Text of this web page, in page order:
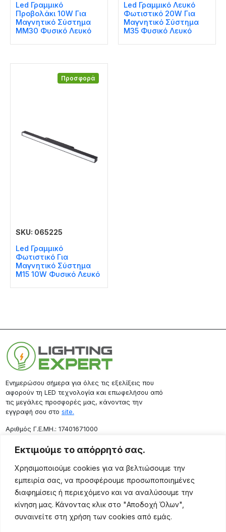
Εκτιμούμε το απόρρητό σας.
Χρησιμοποιούμε cookies για να βελτιώσουμε την
εμπειρία σας, να προσφέρουμε προσωποποιημένες
διαφημίσεις ή περιεχόμενο και να αναλύσουμε την
κίνηση μας. Κάνοντας κλικ στο "Αποδοχή Όλων",
συναινείτε στη χρήση των cookies από εμάς.
Led Γραμμικό
Προβολάκι 10W Για
Μαγνητικό Σύστημα
MM30 Φυσικό Λευκό
Led Γραμμικό Λευκό
Φωτιστικό 20W Για
Μαγνητικό Σύστημα
Μ35 Φυσικό Λευκό
Προσφορά
SKU: 065225
Led Γραμμικό
Φωτιστικό Για
Μαγνητικό Σύστημα
Μ15 10W Φυσικό Λευκό
Ενημερώσου σήμερα για όλες τις εξελίξεις που
αφορούν τη LED τεχνολογία και επωφελήσου από
τις μεγάλες προσφορές μας, κάνοντας την
εγγραφή σου στο site.
Aριθμός Γ.Ε.ΜΗ.: 17401671000
Επικοινωνία
Ρόδου 133, Αθήνα 10443
(+30) 211 725 5427
sales@lightingexpert.gr